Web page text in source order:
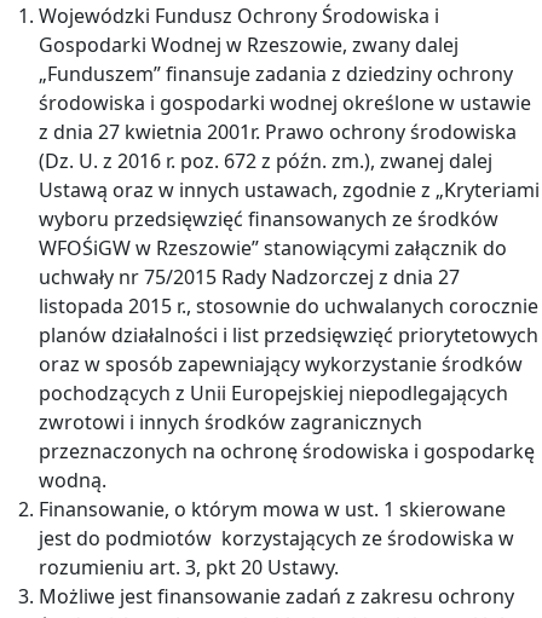
Wojewódzki Fundusz Ochrony Środowiska i
Gospodarki Wodnej w Rzeszowie, zwany dalej
„Funduszem” finansuje zadania z dziedziny ochrony
środowiska i gospodarki wodnej określone w ustawie
z dnia 27 kwietnia 2001r. Prawo ochrony środowiska
(Dz. U. z 2016 r. poz. 672 z późn. zm.), zwanej dalej
Ustawą oraz w innych ustawach, zgodnie z „Kryteriami
wyboru przedsięwzięć finansowanych ze środków
WFOŚiGW w Rzeszowie” stanowiącymi załącznik do
uchwały nr 75/2015 Rady Nadzorczej z dnia 27
listopada 2015 r., stosownie do uchwalanych corocznie
planów działalności i list przedsięwzięć priorytetowych
oraz w sposób zapewniający wykorzystanie środków
pochodzących z Unii Europejskiej niepodlegających
zwrotowi i innych środków zagranicznych
przeznaczonych na ochronę środowiska i gospodarkę
wodną.
Finansowanie, o którym mowa w ust. 1 skierowane
jest do podmiotów korzystających ze środowiska w
rozumieniu art. 3, pkt 20 Ustawy.
Możliwe jest finansowanie zadań z zakresu ochrony